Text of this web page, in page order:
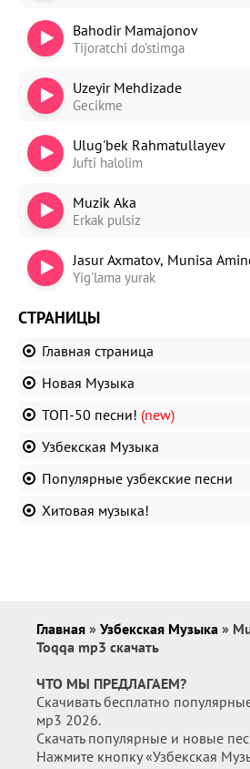
Bahodir Mamajonov
Tijoratchi do'stimga
Uzeyir Mehdizade
Gecikme
Ulug'bek Rahmatullayev
Jufti halolim
Muzik Aka
Erkak pulsiz
Jasur Axmatov, Munisa
Yig'lama yurak
СТРАНИЦЫ
Главная страница
Новая Музыка
ТОП-50 песни! (new)
Узбекская Музыка
Популярные узбекские песни
Хитовая музыка!
Главная » Узбекская Музыка »
Toqqa mp3 скачать
ЧТО МЫ ПРЕДЛАГАЕМ?
Скачивать бесплатно
мр3 2026.
Скачать популярные и новые
Нажмите кнопку «Узбекская